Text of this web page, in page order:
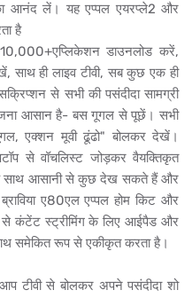
आनंद लें। यह एप्पल एयरप्ले2 और
है
डाउनलोड करें,
साथ ही लाइव टीवी, सब कुछ एक ही
से सभी की पसंदीदा सामग्री
आसान है- बस गूगल से पूछें। सभी
एक्शन मूवी ढूंढो" बोलकर देखें।
से वॉचलिस्ट जोड़कर वैयक्तिकृत
साथ आसानी से कुछ देख सकते हैं और
ए80एल एप्पल होम किट और
से कंटेंट स्ट्रीमिंग के लिए आईपैड और
समेकित रूप से एकीकृत करता है।
टीवी से बोलकर अपने पसंदीदा शो